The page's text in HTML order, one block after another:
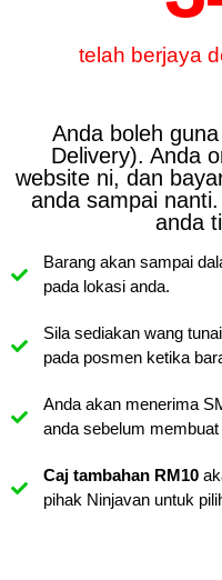
telah berjaya
Anda boleh
Delivery). Anda
website ni, dan
anda sampai
anda
Barang akan sampai
pada lokasi anda.
Sila sediakan wang
pada posmen ketika
Anda akan menerima
anda sebelum membuat
Caj tambahan RM10
pihak Ninjavan untuk